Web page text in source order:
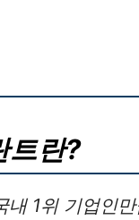
트란?
내 1위 기업인